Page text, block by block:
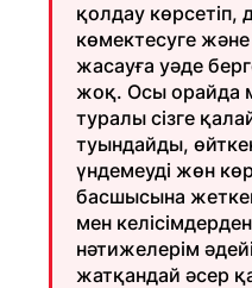
қолдау көрсетіп,
көмектесуге
жасауға уәде
жоқ. Осы орайда
туралы сізге
туындайды,
үндемеуді жөн
басшысына
мен
нәтижелерім
жатқандай әсер